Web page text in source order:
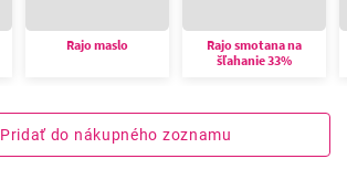
Rajo maslo
Rajo smotana na
šľahanie 33%
Pridať do nákupného zoznamu